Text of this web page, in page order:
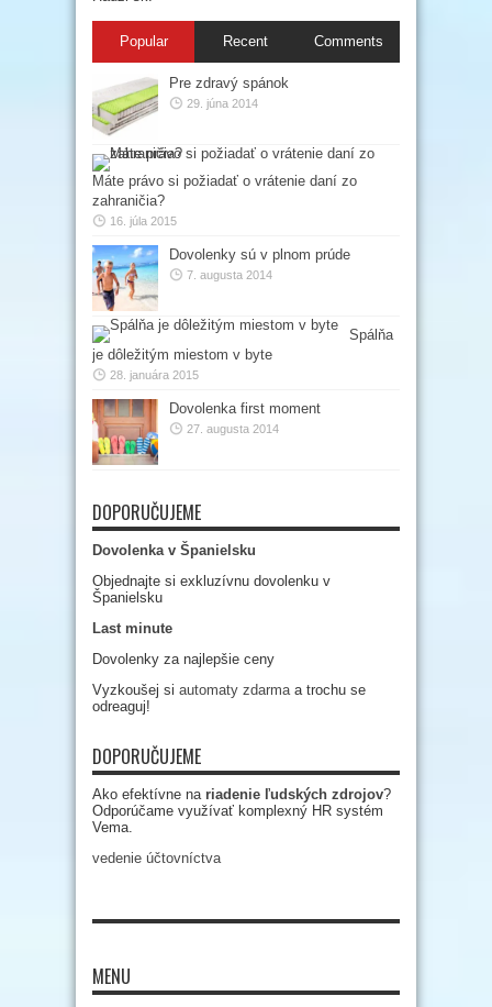
Popular Recent Comments
Pre zdravý spánok
29. júna 2014
Máte právo si požiadať o vrátenie daní zo
zahraničia?
16. júla 2015
Dovolenky sú v plnom prúde
7. augusta 2014
Spálňa
je dôležitým miestom v byte
28. januára 2015
Dovolenka first moment
27. augusta 2014
DOPORUČUJEME
Dovolenka v Španielsku
Objednajte si exkluzívnu dovolenku v
Španielsku
Last minute
Dovolenky za najlepšie ceny
Vyzkoušej si automaty zdarmaa trochu se
odreaguj!
DOPORUČUJEME
Ako efektívne na riadenie ľudských zdrojov?
Odporúčame využívať komplexný HR systém
Vema.
vedenie účtovníctva
MENU